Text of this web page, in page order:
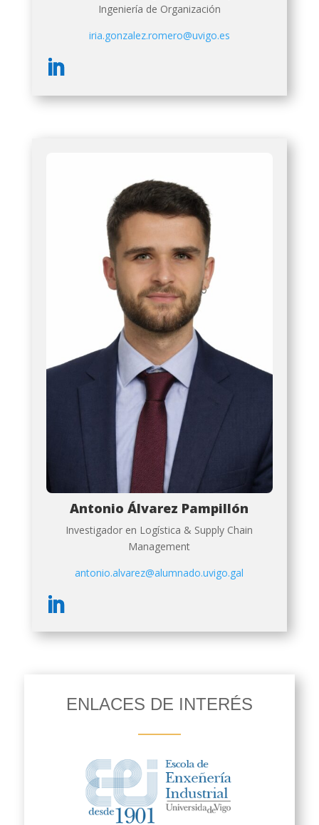
Ingeniería de Organización
iria.gonzalez.romero@uvigo.es
Antonio Álvarez Pampillón
Investigador en Logística & Supply Chain
Management
antonio.alvarez@alumnado.uvigo.gal
ENLACES DE INTERÉS